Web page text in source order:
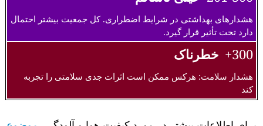
هشدارهای بهداشتی در شرایط اضطراری. کل جمعیت بیشتر احتمال
دارد تحت تأثیر قرار گیرد.
300+ خطرناک
هشدار سلامت: هرکس ممکن است اثرات جدی سلامتی را تجربه
کند